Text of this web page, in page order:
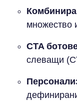
множество
CTA
слеващи